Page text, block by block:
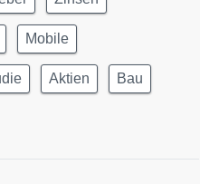
Mobile
Aktien Bau